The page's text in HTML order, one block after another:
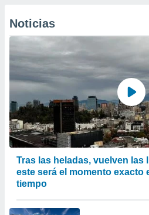
Noticias
Tras las heladas, vuelven las
este será el momento exacto
tiempo